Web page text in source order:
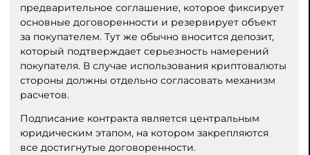
предварительное соглашение, которое фиксирует
основные договоренности и резервирует объект
за покупателем. Тут же обычно вносится депозит,
который подтверждает серьезность намерений
покупателя. В случае использования криптовалюты
стороны должны отдельно согласовать механизм
расчетов.
Подписание контракта является центральным
юридическим этапом, на котором закрепляются
все достигнутые договоренности.